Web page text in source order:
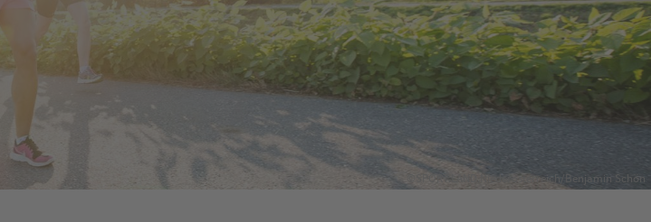
©SPORT.LAND.Niederösterreich/Benjamin Schön